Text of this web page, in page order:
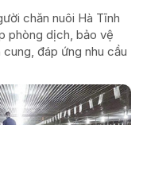
chăn nuôi Hà Tĩnh
phòng dịch, bảo vệ
đáp ứng nhu cầu